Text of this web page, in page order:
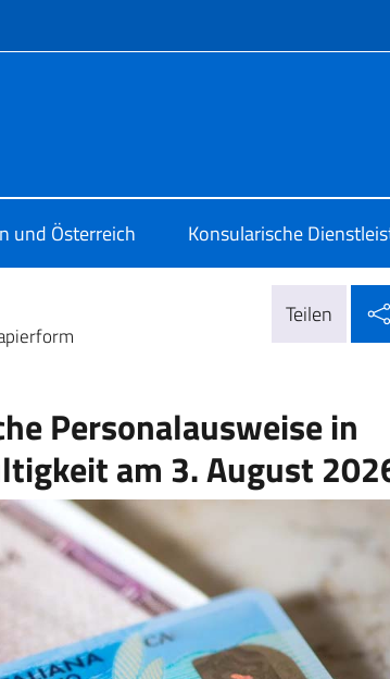
und Österreich Konsularische
Teilen
Personalausweise in
am 3. August